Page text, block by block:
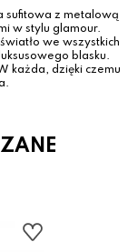
sufitowa z metalową
w stylu glamour.
we wszystkich
blasku.
każda, dzięki czemu